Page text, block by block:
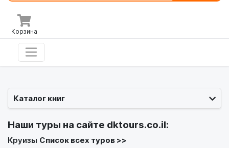
Корзина
Каталог книг
Наши туры на сайте dktours.co.il:
Круизы Список всех туров >>